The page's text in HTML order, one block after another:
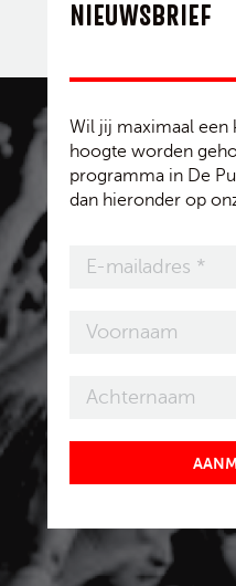
NIEUWSBRIEF
Wil jij maximaal een
hoogte worden
programma in De
dan hieronder op